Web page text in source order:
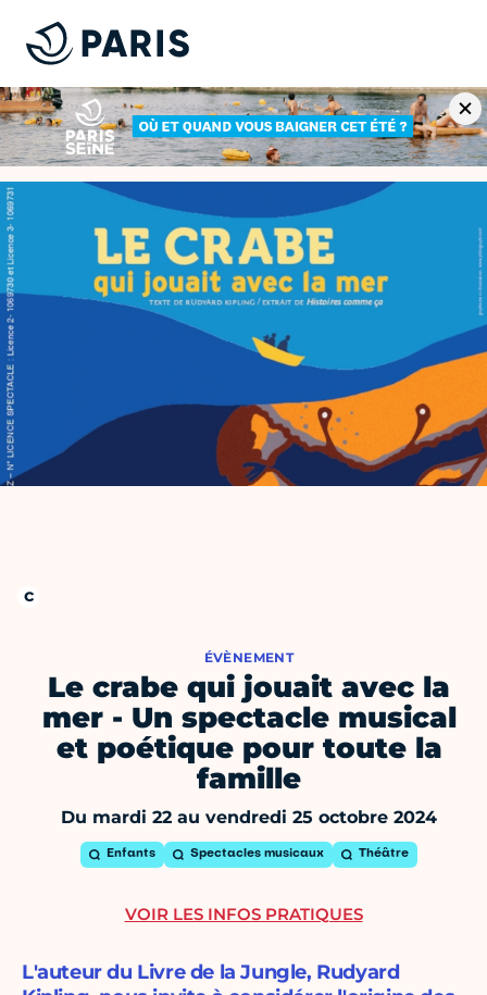
ÉVÈNEMENT
Le crabe qui jouait avec la
mer - Un spectacle musical
et poétique pour toute la
famille
Du mardi 22 au vendredi 25 octobre 2024
Enfants Spectacles musicaux Théâtre
L'auteur du Livre de la Jungle, Rudyard
VOIR LES INFOS PRATIQUES